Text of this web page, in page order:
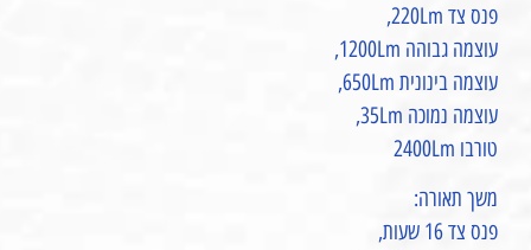
פנס צד 220Lm,
עוצמה גבוהה 1200Lm,
עוצמה בינונית 650Lm,
עוצמה נמוכה 35Lm,
טורבו 2400Lm
משך תאורה:
פנס צד 16 שעות,